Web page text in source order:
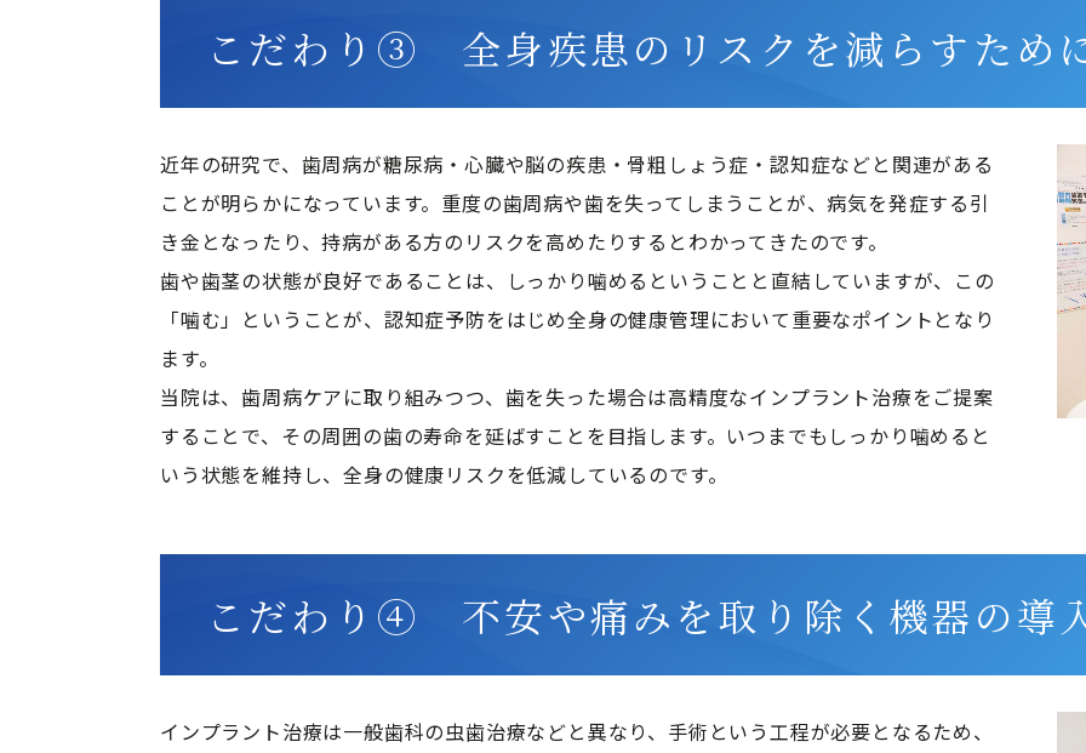
こだわり③ 全身疾患のリスクを減らすため
近年の研究で、歯周病が糖尿病・心臓や脳の疾患・骨粗しょう症・認知症などと関連がある
ことが明らかになっています。重度の歯周病や歯を失ってしまうことが、病気を発症する引
き金となったり、持病がある方のリスクを高めたりするとわかってきたのです。
歯や歯茎の状態が良好であることは、しっかり噛めるということと直結していますが、この
「噛む」ということが、認知症予防をはじめ全身の健康管理において重要なポイントとなり
ます。
当院は、歯周病ケアに取り組みつつ、歯を失った場合は高精度なインプラント治療をご提案
することで、その周囲の歯の寿命を延ばすことを目指します。いつまでもしっかり噛めると
いう状態を維持し、全身の健康リスクを低減しているのです。
こだわり④ 不安や痛みを取り除く機器の導
インプラント治療は一般歯科の虫歯治療などと異なり、手術という工程が必要となるため、